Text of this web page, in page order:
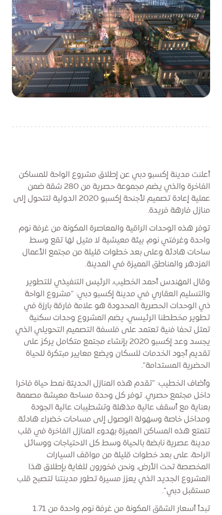
أعلنت مدينة إكسبو دبي عن إطلاق مشروع الواحة للمساكن
الفاخرة والذي يضم مجموعة حصرية من 280 شقة ضمن
عملية إعادة تصميم لأجنحة إكسبو 2020 الدولية لتتحول إلى
منازل فارهة فريدة.
توفر هذه الوحدات الراقية والمعاصرة المكونة من غرفة نوم
واحدة وغرفتي نوم، بيئة معيشية لا مثيل لها تقع وسط
ساحات هادئة وعلى بعد خطوات قليلة من مجتمع الأعمال
المزدهر والمناطق المميزة في المدينة.
وقال المهندس أحمد الخطيب، الرئيس التنفيذي للتطوير
والتسليم العقاري في مدينة إكسبو دبي: "مشروع الواحة
ذي الوحدات الحصرية المحدودة هو علامة فارقة بارزة في
تطوير مخططنا الرئيسي، يضم المشروع وحدات سكنية
تمثل تحفا فنية تعتمد على فلسفة التصميم التحويلي الذي
يجسد وعد إكسبو 2020 بإنشاء مجتمع متكامل يركز على
تقديم أجود الخدمات للسكان ويضع معايير مبتكرة للحياة
الحضرية المستدامة".
وأضاف الخطيب: "تقدم هذه المنازل الحديثة نمط حياة فاخرا
داخل مجتمع حصري. توفر كل وحدة مساحة معيشة مصممة
بعناية مع أسقف عالية مذهلة وتشطيبات عالية الجودة
ومداخل خاصة وسهولة الوصول إلى مساحات خضراء هادئة.
تتمتع هذه المساكن المميزة بهدوء المنازل الفاخرة في قلب
مدينة عصرية نابضة بالحياة وسط كل الاحتياجات ووسائل
الراحة، على بعد خطوات قليلة من مواقف السيارات
المخصصة تحت الأرض، ونحن فخورون للغاية بإطلاق هذا
المشروع الجديد الذي يعزز مسيرة تطور مدينتنا لتصبح قلب
مستقبل دبي".
تبدأ أسعار الشقق المكونة من غرفة نوم واحدة من 1.71